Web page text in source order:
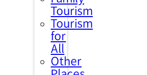
Tourism
Tourism
for
All
Other